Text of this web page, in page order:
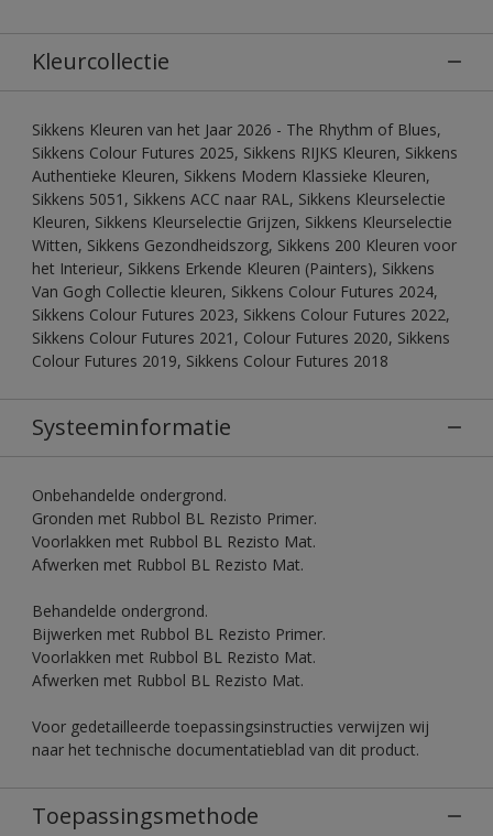
Kleurcollectie
Sikkens Kleuren van het Jaar 2026 - The Rhythm of Blues,
Sikkens Colour Futures 2025, Sikkens RIJKS Kleuren, Sikkens
Authentieke Kleuren, Sikkens Modern Klassieke Kleuren,
Sikkens 5051, Sikkens ACC naar RAL, Sikkens Kleurselectie
Kleuren, Sikkens Kleurselectie Grijzen, Sikkens Kleurselectie
Witten, Sikkens Gezondheidszorg, Sikkens 200 Kleuren voor
het Interieur, Sikkens Erkende Kleuren (Painters), Sikkens
Van Gogh Collectie kleuren, Sikkens Colour Futures 2024,
Sikkens Colour Futures 2023, Sikkens Colour Futures 2022,
Sikkens Colour Futures 2021, Colour Futures 2020, Sikkens
Colour Futures 2019, Sikkens Colour Futures 2018
Systeeminformatie
Onbehandelde ondergrond.
Gronden met Rubbol BL Rezisto Primer.
Voorlakken met Rubbol BL Rezisto Mat.
Afwerken met Rubbol BL Rezisto Mat.
Behandelde ondergrond.
Bijwerken met Rubbol BL Rezisto Primer.
Voorlakken met Rubbol BL Rezisto Mat.
Afwerken met Rubbol BL Rezisto Mat.
Voor gedetailleerde toepassingsinstructies verwijzen wij
naar het technische documentatieblad van dit product.
Toepassingsmethode